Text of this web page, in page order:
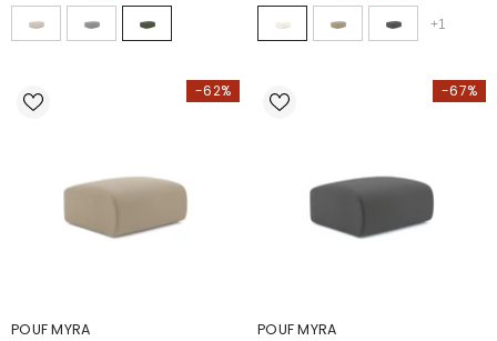
+1
-62%
POUF MYRA
-67%
POUF MYRA